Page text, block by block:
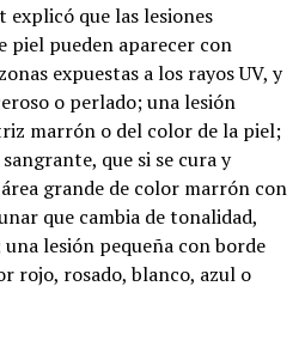
explicó que las lesiones
piel pueden aparecer con
expuestas a los rayos UV, y
o perlado; una lesión
marrón o del color de la piel;
que si se cura y
grande de color marrón con
que cambia de tonalidad,
lesión pequeña con borde
rojo, rosado, blanco, azul o